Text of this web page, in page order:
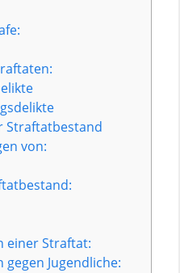
Straftatbestand
von:
einer Straftat:
gegen Jugendliche: